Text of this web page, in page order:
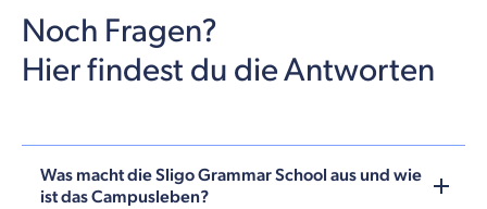
Noch Fragen?
Hier findest du die Antworten
Was macht die Sligo Grammar School aus und wie
ist das Campusleben?